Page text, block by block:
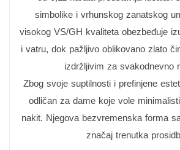
simbolike i vrhunskog zanatskog
visokog VS/GH kvaliteta obezbeđuje
i vatru, dok pažljivo oblikovano zlato
izdržljivim za svakodnevno
Zbog svoje suptilnosti i prefinjene
odličan za dame koje vole
nakit. Njegova bezvremenska forma
značaj trenutka